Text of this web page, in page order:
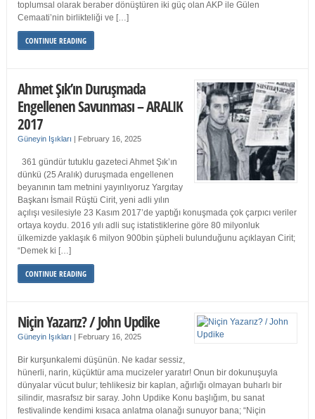
toplumsal olarak beraber dönüştüren iki güç olan AKP ile Gülen
Cemaati’nin birlikteliği ve […]
CONTINUE READING
Ahmet Şık’ın Duruşmada
Engellenen Savunması – ARALIK
2017
Güneyin Işıkları | February 16, 2025
361 gündür tutuklu gazeteci Ahmet Şık’ın
dünkü (25 Aralık) duruşmada engellenen
beyanının tam metnini yayınlıyoruz Yargıtay
Başkanı İsmail Rüştü Cirit, yeni adli yılın
açılışı vesilesiyle 23 Kasım 2017’de yaptığı konuşmada çok çarpıcı veriler
ortaya koydu. 2016 yılı adli suç istatistiklerine göre 80 milyonluk
ülkemizde yaklaşık 6 milyon 900bin şüpheli bulunduğunu açıklayan Cirit;
“Demek ki […]
CONTINUE READING
Niçin Yazarız? / John Updike
Güneyin Işıkları | February 16, 2025
Bir kurşunkalemi düşünün. Ne kadar sessiz,
hünerli, narin, küçüktür ama mucizeler yaratır! Onun bir dokunuşuyla
dünyalar vücut bulur; tehlikesiz bir kaplan, ağırlığı olmayan buharlı bir
silindir, masrafsız bir saray. John Updike Konu başlığım, bu sanat
festivalinde kendimi kısaca anlatma olanağı sunuyor bana; “Niçin